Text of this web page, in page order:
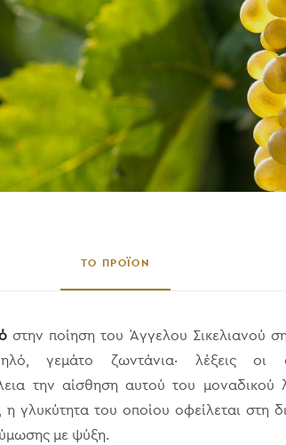
ΤΟ ΠΡΟΪΟΝ
στην ποίηση του Άγγελου Σικελιανού
γεμάτο ζωντάνια‧ λέξεις οι
την αίσθηση αυτού του μοναδικού
η γλυκύτητα του οποίου οφείλεται στη
με ψύξη.